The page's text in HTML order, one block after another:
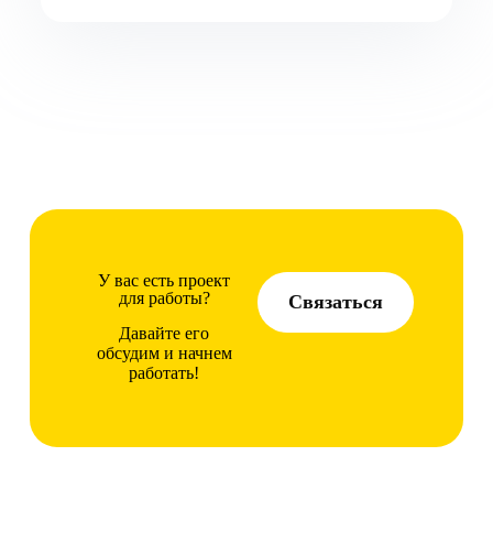
У вас есть проект
для работы?
Давайте его
обсудим и начнем
работать!
Связаться